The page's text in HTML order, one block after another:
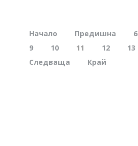
Начало Предишна 6
9
10 11 12 13
Следваща
Край